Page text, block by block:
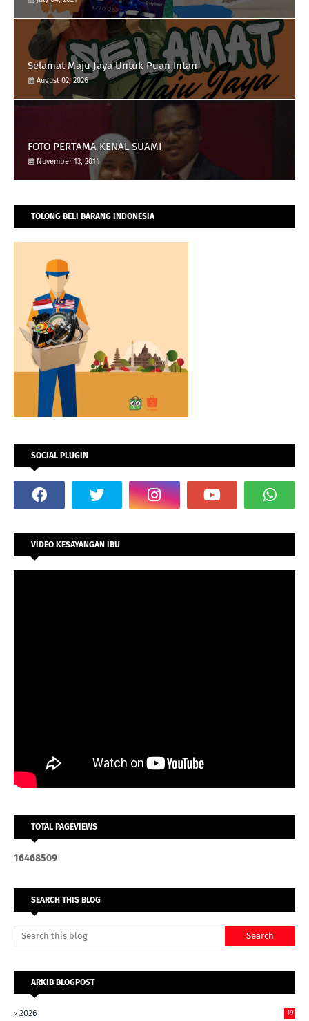
Selamat Maju Jaya Untuk Puan Intan
August 02, 2026
FOTO PERTAMA KENAL SUAMI
November 13, 2014
TOLONG BELI BARANG INDONESIA
SOCIAL PLUGIN
VIDEO KESAYANGAN IBU
TOTAL PAGEVIEWS
16468509
SEARCH THIS BLOG
ARKIB BLOGPOST
2026 19